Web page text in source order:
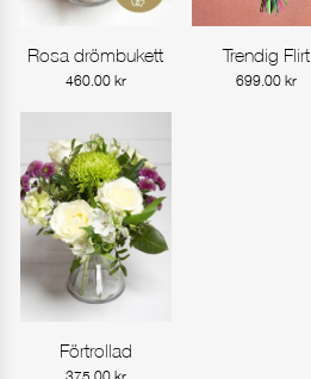
Gå till produkt
Rosa drömbukett
460.00 kr
Gå till produkt
Trendig Flirt
699.00kr
Gå till produkt
Förtrollad